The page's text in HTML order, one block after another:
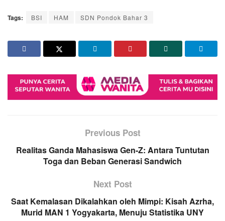
Tags: BSI HAM SDN Pondok Bahar 3
Previous Post
Realitas Ganda Mahasiswa Gen-Z: Antara Tuntutan
Toga dan Beban Generasi Sandwich
Next Post
Saat Kemalasan Dikalahkan oleh Mimpi: Kisah Azrha,
Murid MAN 1 Yogyakarta, Menuju Statistika UNY